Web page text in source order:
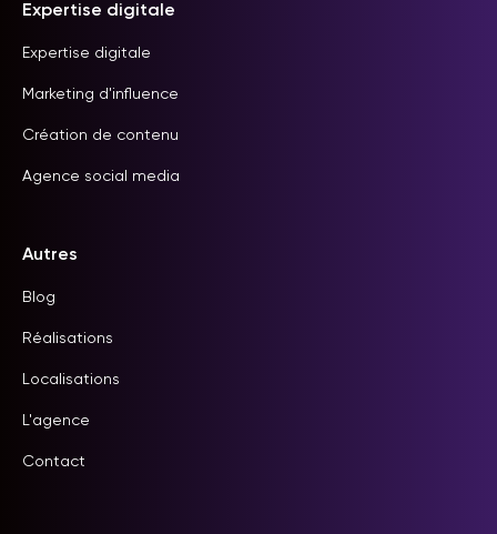
Expertise digitale
Expertise digitale
Marketing d'influence
Création de contenu
Agence social media
Autres
Blog
Réalisations
Localisations
L'agence
Contact